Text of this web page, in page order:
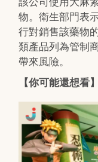
物。衛生部門表
行對銷售該藥物
類產品列為管制
帶來風險。
【你可能還想看】